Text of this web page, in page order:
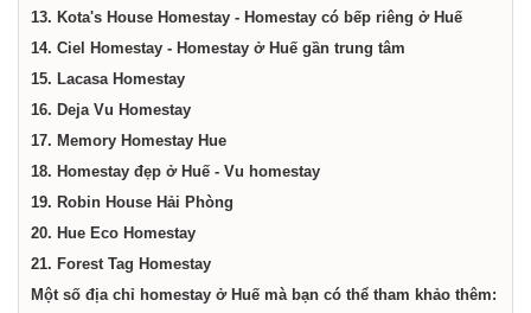
13. Kota's House Homestay - Homestay có bếp riêng ở Huế
14. Ciel Homestay - Homestay ở Huế gần trung tâm
15. Lacasa Homestay
16. Deja Vu Homestay
17. Memory Homestay Hue
18. Homestay đẹp ở Huế - Vu homestay
19. Robin House Hải Phòng
20. Hue Eco Homestay
21. Forest Tag Homestay
Một số địa chỉ homestay ở Huế mà bạn có thể tham khảo thêm: